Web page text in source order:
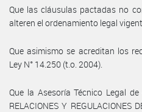
Que las cláusulas pactadas no
alteren el ordenamiento legal
Que asimismo se acreditan los
Ley N° 14.250 (t.o. 2004).
Que la Asesoría Técnico Legal de
RELACIONES Y REGULACIONES